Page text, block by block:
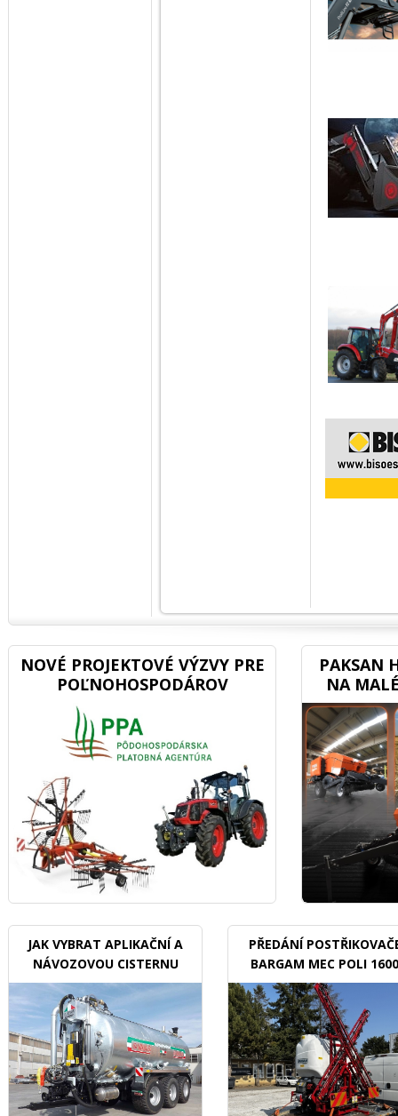
NOVÉ PROJEKTOVÉ VÝZVY PRE
POĽNOHOSPODÁROV
PAKSAN
NA
JAK VYBRAT APLIKAČNÍ A
NÁVOZOVOU CISTERNU
PŘEDÁNÍ
BARGAM MEC POLI 1600
BDX